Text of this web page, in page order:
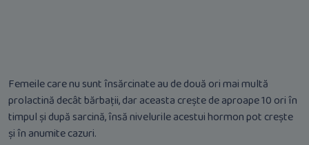
Femeile care nu sunt însărcinate au de două ori mai multă
prolactină decât bărbații, dar aceasta crește de aproape 10 ori în
timpul și după sarcină, însă nivelurile acestui hormon pot crește
și în anumite cazuri.